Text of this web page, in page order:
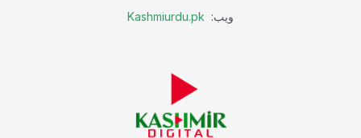
ویب: Kashmiurdu.pk